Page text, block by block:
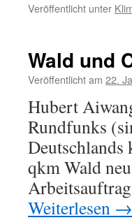
Veröffentlicht unter
Wald und
Veröffentlicht am 22.
Hubert
Rundfunks
Deutschlands
qkm Wald
Weiterlesen →